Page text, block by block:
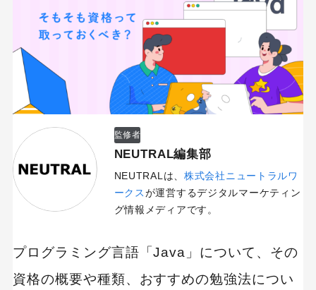
監修者
NEUTRAL編集部
NEUTRALは、 株式会社ニュートラルワ
ークスが運営するデジタルマーケティン
グ情報メディアです。
プログラミング言語「Java」について、その
資格の概要や種類、おすすめの勉強法につい